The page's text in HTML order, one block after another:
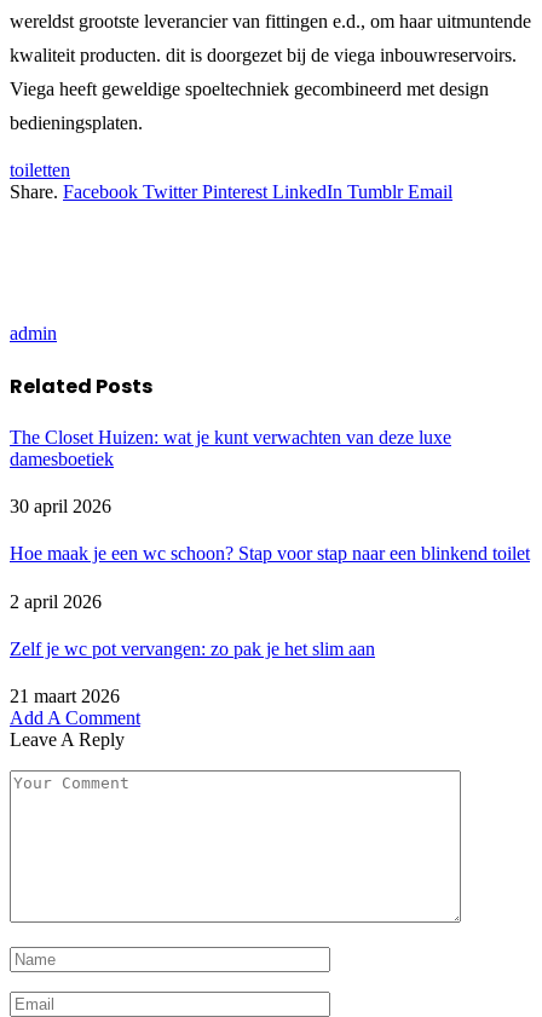
wereldst grootste leverancier van fittingen e.d., om haar uitmuntende
kwaliteit producten. dit is doorgezet bij de viega inbouwreservoirs.
Viega heeft geweldige spoeltechniek gecombineerd met design
bedieningsplaten.
toiletten
Share. Facebook Twitter Pinterest LinkedIn Tumblr Email
admin
Related Posts
The Closet Huizen: wat je kunt verwachten van deze luxe
damesboetiek
30 april 2026
Hoe maak je een wc schoon? Stap voor stap naar een blinkend toilet
2 april 2026
Zelf je wc pot vervangen: zo pak je het slim aan
21 maart 2026
Add A Comment
Leave A Reply